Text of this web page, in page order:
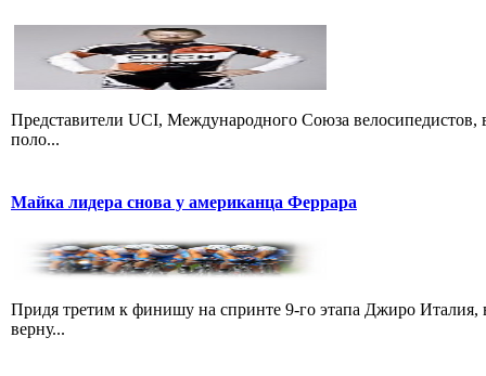
Представители UCI, Международного Союза
поло...
Майка лидера снова у американца Феррара
Придя третим к финишу на спринте 9-го этапа Джиро
верну...